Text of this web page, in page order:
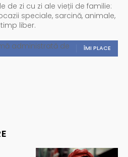
de zi cu zi ale vieții de familie:
speciale, sarcină, animale,
liber.
ÎMI PLACE
administrată de